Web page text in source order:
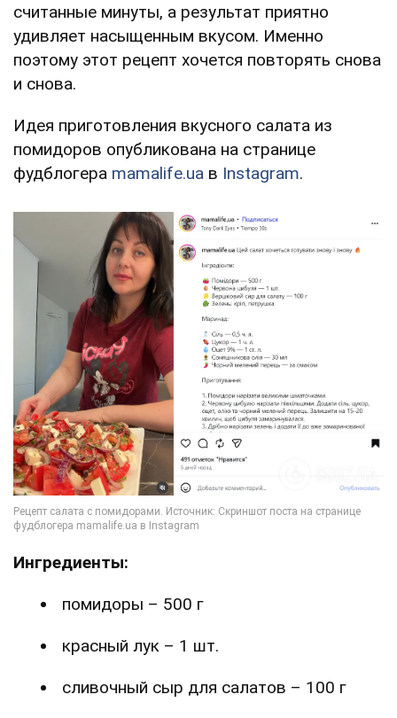
считанные минуты, а результат приятно
удивляет насыщенным вкусом. Именно
поэтому этот рецепт хочется повторять снова
и снова.
Идея приготовления вкусного салата из
помидоров опубликована на странице
фудблогера mamalife.ua в Instagram.
Ингредиенты:
помидоры – 500 г
красный лук – 1 шт.
сливочный сыр для салатов – 100 г